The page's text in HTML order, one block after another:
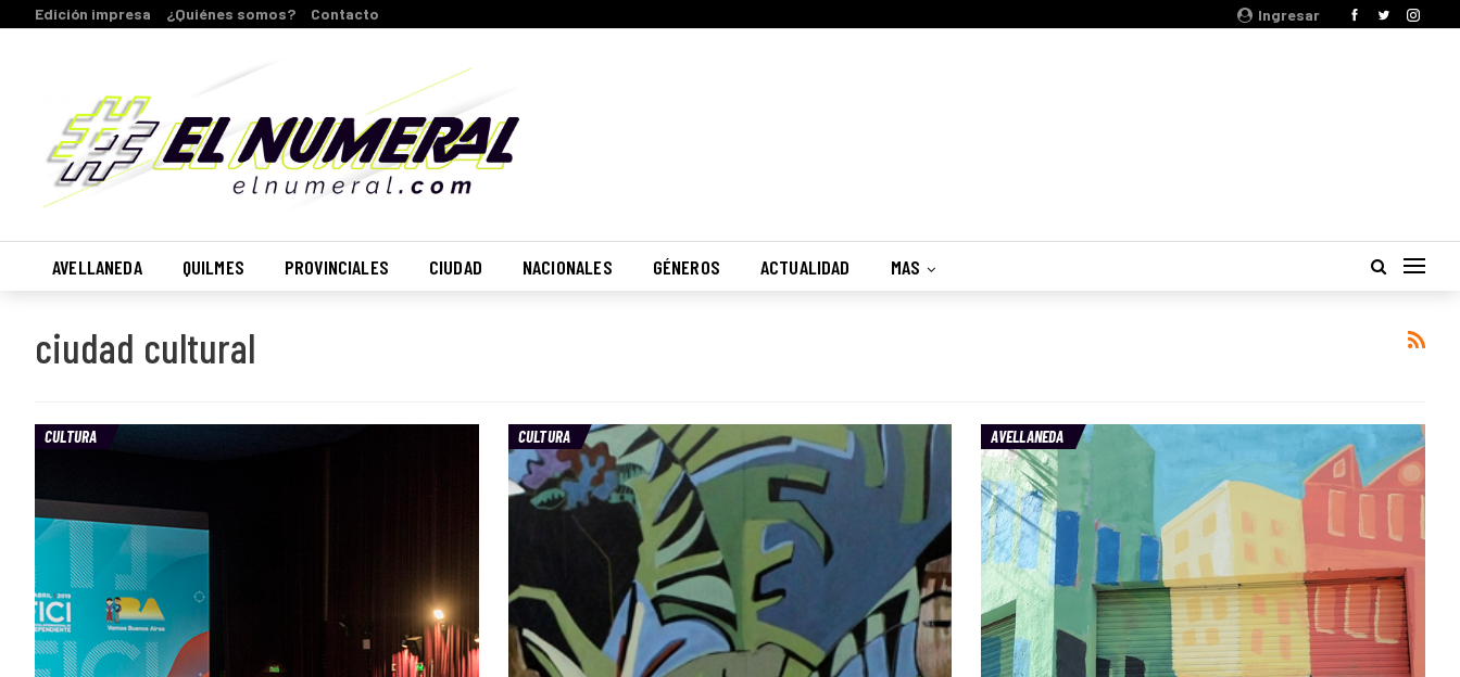
Ingresar
Edición impresa ¿Quiénes somos? Contacto
AVELLANEDA QUILMES PROVINCIALES CIUDAD NACIONALES GÉNEROS ACTUALIDAD MAS
ciudad cultural
CULTURA CULTURA AVELLANEDA